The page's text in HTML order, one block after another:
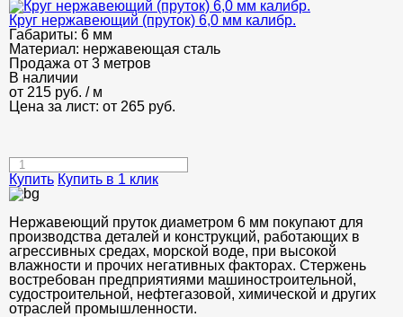
Круг нержавеющий (пруток) 6,0 мм калибр.
Габариты: 6 мм
Материал: нержавеющая сталь
Продажа от 3 метров
В наличии
от 215 руб. / м
Цена за лист: от 265 руб.
Купить Купить в 1 клик
Нержавеющий пруток диаметром 6 мм покупают для
производства деталей и конструкций, работающих в
агрессивных средах, морской воде, при высокой
влажности и прочих негативных факторах. Стержень
востребован предприятиями машиностроительной,
судостроительной, нефтегазовой, химической и других
отраслей промышленности.